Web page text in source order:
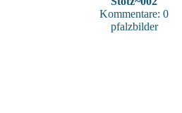
Kommentare: 0
pfalzbilder